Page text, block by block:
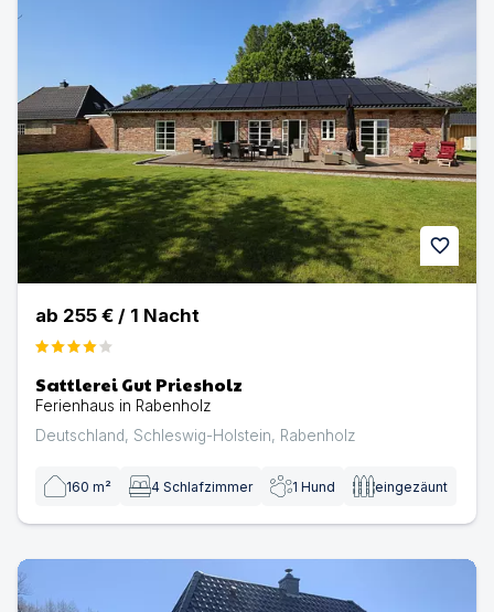
favorite
ab 255 € / 1 Nacht
Sattlerei Gut Priesholz
Ferienhaus in Rabenholz
Deutschland, Schleswig-Holstein, Rabenholz
160 m² 4 Schlafzimmer 1 Hund eingezäunt
Rote Kate | Ferienhaus in Rabenholz